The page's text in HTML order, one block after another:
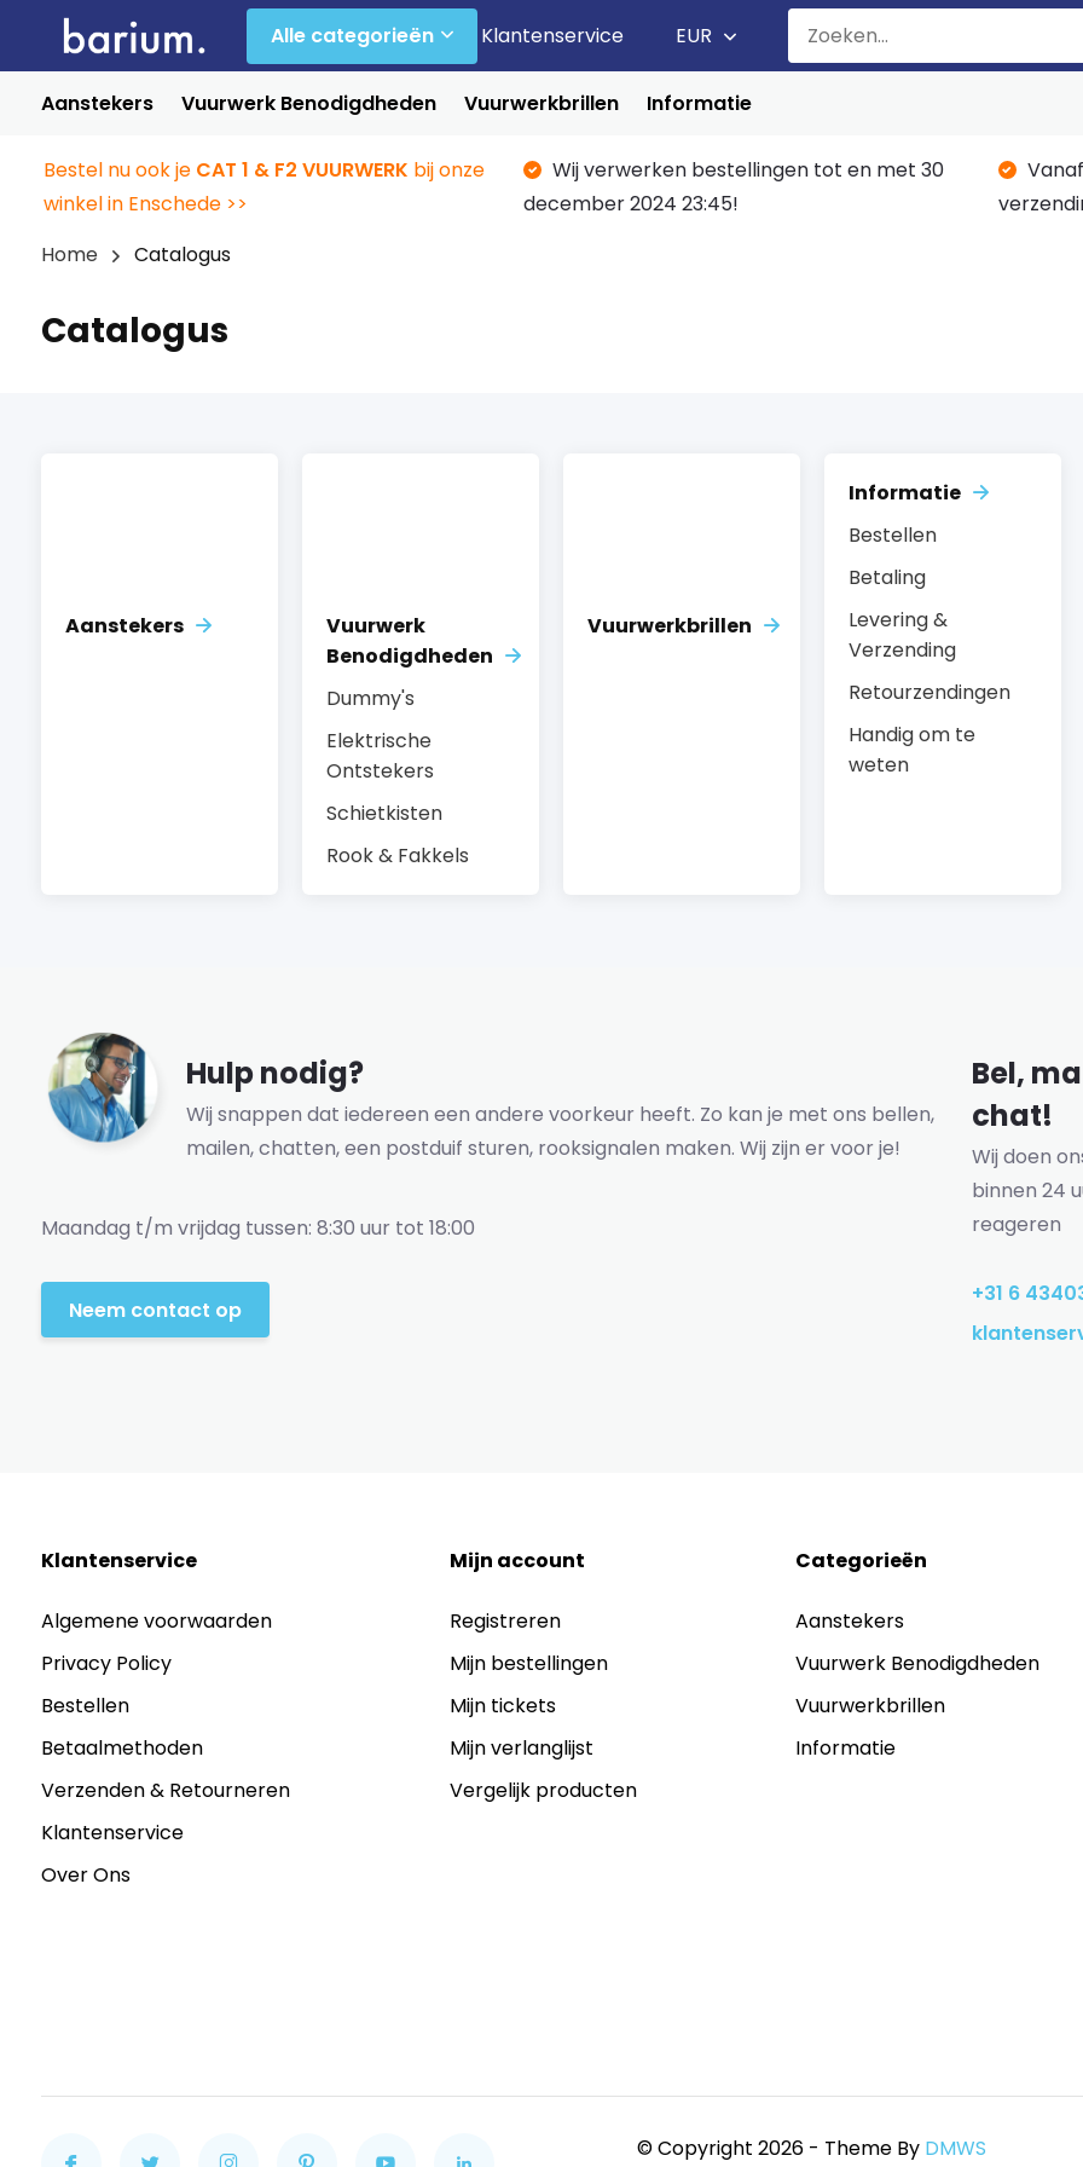
Alle categorieën Klantenservice EUR
Aanstekers Vuurwerk Benodigdheden Vuurwerkbrillen Informatie
Bestel nu ook je CAT 1 & F2 VUURWERK bij onze
winkel in Enschede >>
Wij verwerken bestellingen tot en met 30
december 2024 23:45!
Home
Catalogus
Catalogus
Aanstekers
Vuurwerk
Benodigdheden
Dummy's
Elektrische
Ontstekers
Schietkisten
Rook & Fakkels
Vuurwerkbrillen
Informatie
Bestellen
Betaling
Levering &
Verzending
Retourzendingen
Handig om te
weten
Hulp nodig?
Wij snappen dat iedereen een andere voorkeur heeft. Zo kan je met ons bellen,
mailen, chatten, een postduif sturen, rooksignalen maken. Wij zijn er voor je!
Maandag t/m vrijdag tussen: 8:30 uur tot 18:00
Neem contact op
Bel,
chat!
Wij doen
binnen 24
reageren
+31 6
Klantenservice
Algemene voorwaarden
Privacy Policy
Bestellen
Betaalmethoden
Verzenden & Retourneren
Klantenservice
Over Ons
Mijn account
Registreren
Mijn bestellingen
Mijn tickets
Mijn verlanglijst
Vergelijk producten
Categorieën
Aanstekers
Vuurwerk Benodigdheden
Vuurwerkbrillen
Informatie
© Copyright 2026 - Theme By DMWS